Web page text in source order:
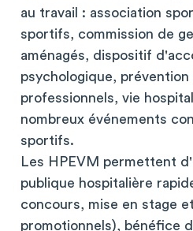
au travail : association
sportifs, commission de
aménagés, dispositif
psychologique,
professionnels, vie
nombreux événements
sportifs.
Les HPEVM permettent
publique hospitalière
concours, mise en stage
promotionnels), bénéfice